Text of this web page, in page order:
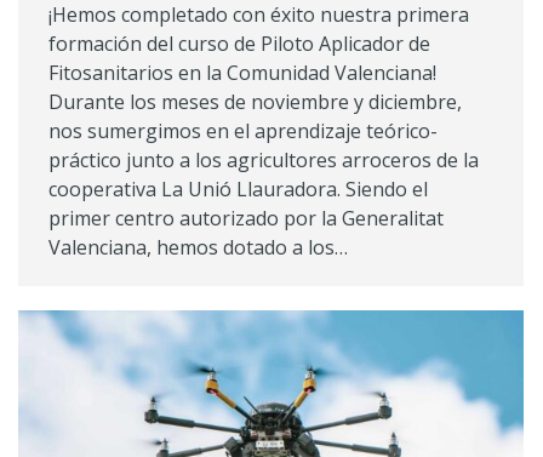
¡Hemos completado con éxito nuestra primera
formación del curso de Piloto Aplicador de
Fitosanitarios en la Comunidad Valenciana!
Durante los meses de noviembre y diciembre,
nos sumergimos en el aprendizaje teórico-
práctico junto a los agricultores arroceros de la
cooperativa La Unió Llauradora. Siendo el
primer centro autorizado por la Generalitat
Valenciana, hemos dotado a los…